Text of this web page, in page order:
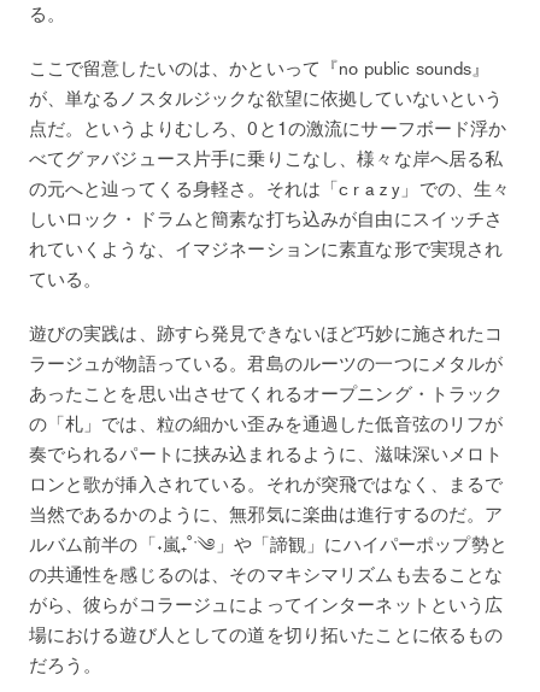
る。
ここで留意したいのは、かといって『no public sounds』
が、単なるノスタルジックな欲望に依拠していないという
点だ。というよりむしろ、0と1の激流にサーフボード浮か
べてグァバジュース片手に乗りこなし、様々な岸へ居る私
の元へと辿ってくる身軽さ。それは「c r a z y」での、生々
しいロック・ドラムと簡素な打ち込みが自由にスイッチさ
れていくような、イマジネーションに素直な形で実現され
ている。
遊びの実践は、跡すら発見できないほど巧妙に施されたコ
ラージュが物語っている。君島のルーツの一つにメタルが
あったことを思い出させてくれるオープニング・トラック
の「札」では、粒の細かい歪みを通過した低音弦のリフが
奏でられるパートに挟み込まれるように、滋味深いメロト
ロンと歌が挿入されている。それが突飛ではなく、まるで
当然であるかのように、無邪気に楽曲は進行するのだ。ア
ルバム前半の「˖嵐₊˚ˑ༄」や「諦観」にハイパーポップ勢と
の共通性を感じるのは、そのマキシマリズムも去ることな
がら、彼らがコラージュによってインターネットという広
場における遊び人としての道を切り拓いたことに依るもの
だろう。